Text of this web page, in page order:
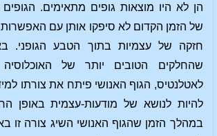
הן לא היו מוצאות גופים מתאימים.
של הזמן הקדום לא סיפקו אותן עם
חזקה של עצמיות בתוך הטבע הגופני.
שהחלקים הטובים יותר של האוכלוסיה
לאטלנטיס, הגוף האנושי פיתח את צורתו
להיות לנושא של מודעות-עצמית באופן
במהלך הזמן שהגוף האנושי השיג צורה זו